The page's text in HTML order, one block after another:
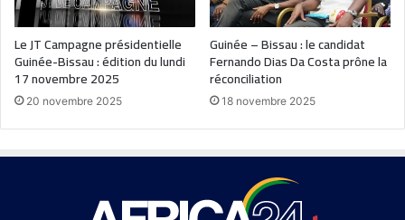
Le JT Campagne présidentielle
Guinée-Bissau : édition du lundi
17 novembre 2025
20 novembre 2025
Guinée – Bissau : le candidat
Fernando Dias Da Costa prône la
réconciliation
18 novembre 2025